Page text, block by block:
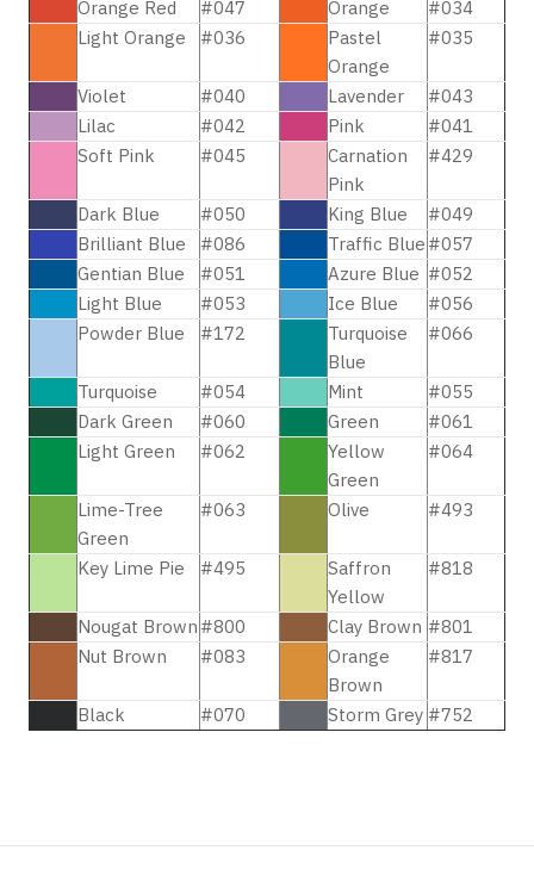
Orange Red #047 Orange
#034
Light Orange
#036
Pastel
Orange
#035
Violet #040 Lavender
#043
Lilac
#042 Pink
#041
Soft Pink
#045
Carnation
Pink
#429
Dark Blue #050 King Blue
#049
Brilliant Blue
#086 Traffic Blue #057
Gentian Blue
#051 Azure Blue #052
Light Blue
#053 Ice Blue
#056
Powder Blue
#172
Turquoise
Blue
#066
Turquoise #054 Mint
#055
Dark Green
#060 Green
#061
Light Green
#062
Yellow
Green
#064
Lime-Tree
Green
#063 Olive #493
Key Lime Pie #495
Saffron
Yellow
#818
Nougat Brown #800 Clay Brown #801
Nut Brown
#083
Orange
Brown
#817
Black #070 Storm Grey #752